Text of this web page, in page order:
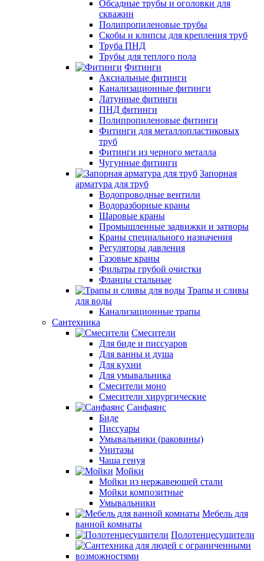
Обсадные трубы и оголовки для
скважин
Полипропиленовые трубы
Скобы и клипсы для крепления труб
Труба ПНД
Трубы для теплого пола
Фитинги
Аксиальные фитинги
Канализационные фитинги
Латунные фитинги
ПНД фитинги
Полипропиленовые фитинги
Фитинги для металлопластиковых
труб
Фитинги из черного металла
Чугунные фитинги
Запорная
арматура для труб
Водопроводные вентили
Водоразборные краны
Шаровые краны
Промышленные задвижки и затворы
Краны специального назначения
Регуляторы давления
Газовые краны
Фильтры грубой очистки
Фланцы стальные
Трапы и сливы
для воды
Канализационные трапы
Сантехника
Смесители
Для биде и писсуаров
Для ванны и душа
Для кухни
Для умывальника
Смесители моно
Смесители хирургические
Санфаянс
Биде
Писсуары
Умывальники (раковины)
Унитазы
Чаша генуя
Мойки
Мойки из нержавеющей стали
Мойки композитные
Умывальники
Мебель для
ванной комнаты
Полотенцесушители